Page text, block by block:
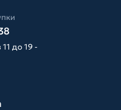
11 до 19 -